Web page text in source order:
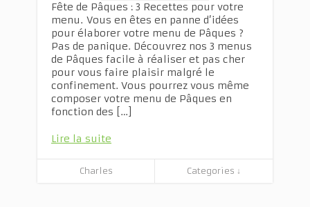
Fête de Pâques : 3 Recettes pour votre
menu. Vous en êtes en panne d’idées
pour élaborer votre menu de Pâques ?
Pas de panique. Découvrez nos 3 menus
de Pâques facile à réaliser et pas cher
pour vous faire plaisir malgré le
confinement. Vous pourrez vous même
composer votre menu de Pâques en
fonction des […]
Lire la suite
Charles Categories ↓